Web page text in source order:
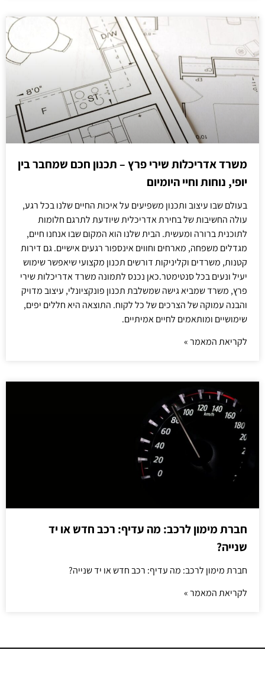
משרד אדריכלות שירי פרץ – תכנון חכם שמחבר בין
יופי, נוחות וחיי היומיום
בעולם שבו עיצוב ותכנון משפיעים על איכות החיים שלנו בכל רגע,
עולה החשיבות של בחירת אדריכלית שיודעת לתרגם חלומות
לתוכנית ברורה ומעשית. הבית שלנו הוא המקום שבו אנחנו חיים,
מגדלים משפחה, מארחים וחווים אינספור רגעים אישיים. גם דירות
קטנות, משרדים וקליניקות דורשים תכנון מקצועי שיאפשר שימוש
יעיל ונעים בכל סנטימטר.כאן נכנס לתמונה משרד אדריכלות שירי
פרץ, משרד שמביא גישה שמשלבת תכנון פונקציונלי, עיצוב מדויק
והבנה עמוקה של הצרכים של כל לקוח. התוצאה היא חללים יפים,
שימושיים ומותאמים לחיים אמיתיים.
לקריאת המאמר »
חברת מימון לרכב: מה עדיף: רכב חדש או יד
שנייה?
חברת מימון לרכב: מה עדיף: רכב חדש או יד שנייה?
לקריאת המאמר »